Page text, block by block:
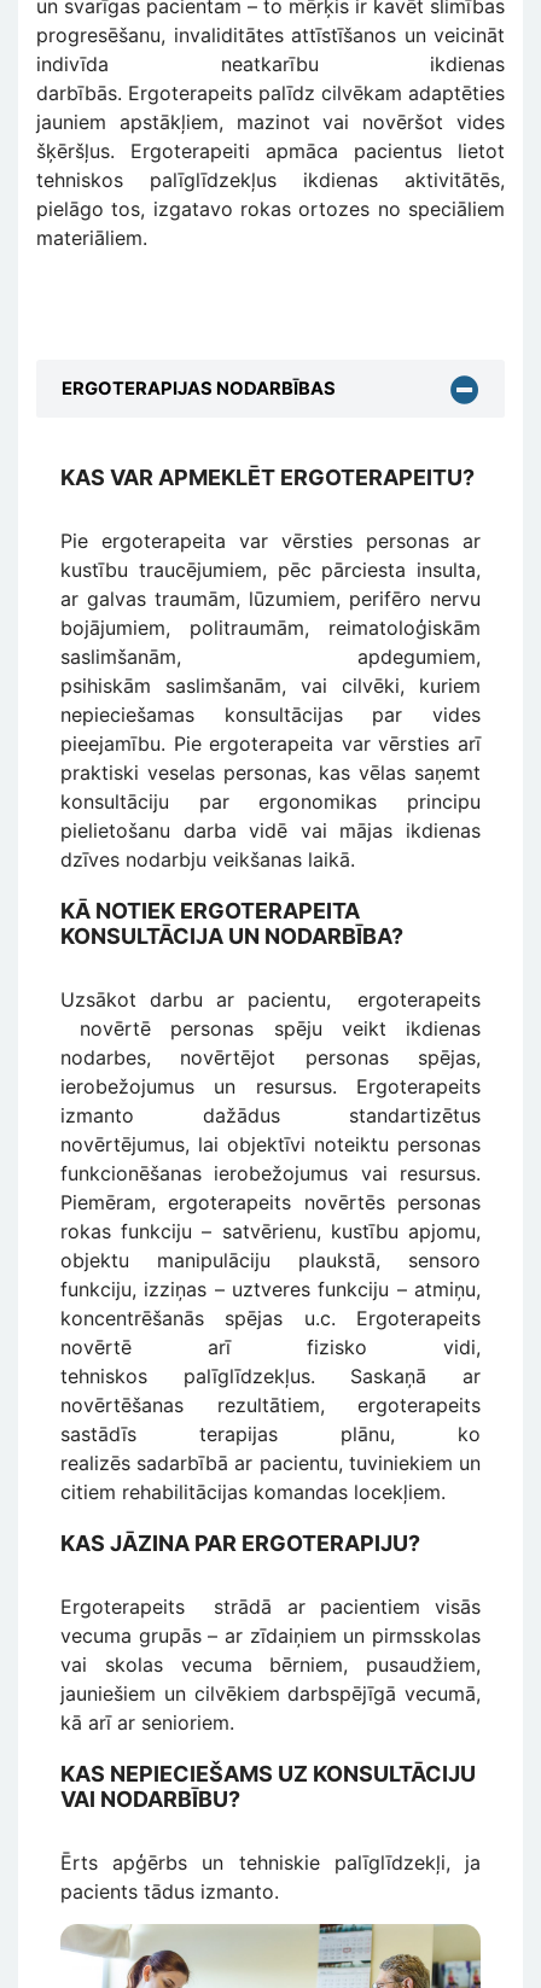
un svarīgas pacientam – to mērķis ir kavēt slimības
progresēšanu, invaliditātes attīstīšanos un veicināt
indivīda neatkarību ikdienas
darbībās. Ergoterapeits palīdz cilvēkam adaptēties
jauniem apstākļiem, mazinot vai novēršot vides
šķēršļus. Ergoterapeiti apmāca pacientus lietot
tehniskos palīglīdzekļus ikdienas aktivitātēs,
pielāgo tos, izgatavo rokas ortozes no speciāliem
materiāliem.
ERGOTERAPIJAS NODARBĪBAS
KAS VAR APMEKLĒT ERGOTERAPEITU?
Pie ergoterapeita var vērsties personas ar
kustību traucējumiem, pēc pārciesta insulta,
ar galvas traumām, lūzumiem, perifēro nervu
bojājumiem, politraumām, reimatoloģiskām
saslimšanām, apdegumiem,
psihiskām saslimšanām, vai cilvēki, kuriem
nepieciešamas konsultācijas par vides
pieejamību. Pie ergoterapeita var vērsties arī
praktiski veselas personas, kas vēlas saņemt
konsultāciju par ergonomikas principu
pielietošanu darba vidē vai mājas ikdienas
dzīves nodarbju veikšanas laikā.
KĀ NOTIEK ERGOTERAPEITA
KONSULTĀCIJA UN NODARBĪBA?
Uzsākot darbu ar pacientu, ergoterapeits
novērtē personas spēju veikt ikdienas
nodarbes, novērtējot personas spējas,
ierobežojumus un resursus. Ergoterapeits
izmanto dažādus standartizētus
novērtējumus, lai objektīvi noteiktu personas
funkcionēšanas ierobežojumus vai resursus.
Piemēram, ergoterapeits novērtēs personas
rokas funkciju – satvērienu, kustību apjomu,
objektu manipulāciju plaukstā, sensoro
funkciju, izziņas – uztveres funkciju – atmiņu,
koncentrēšanās spējas u.c. Ergoterapeits
novērtē arī fizisko vidi,
tehniskos palīglīdzekļus. Saskaņā ar
novērtēšanas rezultātiem, ergoterapeits
sastādīs terapijas plānu, ko
realizēs sadarbībā ar pacientu, tuviniekiem un
citiem rehabilitācijas komandas locekļiem.
KAS JĀZINA PAR ERGOTERAPIJU?
Ergoterapeits strādā ar pacientiem visās
vecuma grupās – ar zīdaiņiem un pirmsskolas
vai skolas vecuma bērniem, pusaudžiem,
jauniešiem un cilvēkiem darbspējīgā vecumā,
kā arī ar senioriem.
KAS NEPIECIEŠAMS UZ KONSULTĀCIJU
VAI NODARBĪBU?
Ērts apģērbs un tehniskie palīglīdzekļi, ja
pacients tādus izmanto.
Attēls